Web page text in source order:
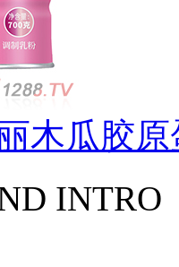
木瓜胶
INTRO